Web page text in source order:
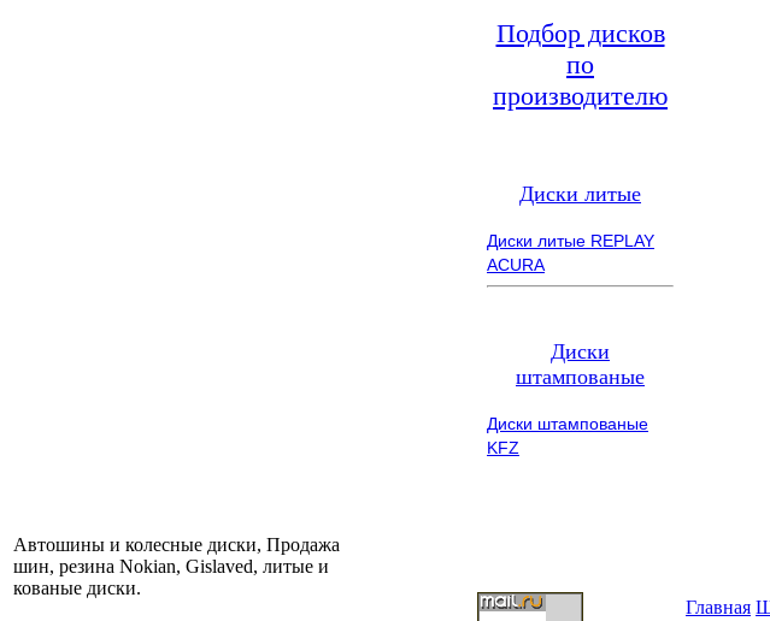
Подбор дисков
по
производителю
Диски литые
Диски литые REPLAY
ACURA
Диски
штампованые
Диски штампованые
KFZ
Автошины и колесные диски, Продажа
шин, резина Nokian, Gislaved, литые и
кованые диски.
Главная